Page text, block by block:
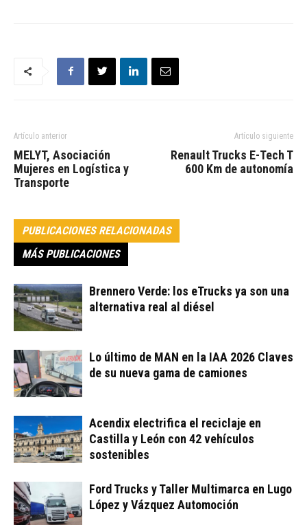
Artículo anterior
MELYT, Asociación
Mujeres en Logística y
Transporte
Artículo siguiente
Renault Trucks E-Tech T
600 Km de autonomía
PUBLICACIONES RELACIONADAS
MÁS PUBLICACIONES
Brennero Verde: los eTrucks ya son una
alternativa real al diésel
Lo último de MAN en la IAA 2026 Claves
de su nueva gama de camiones
Acendix electrifica el reciclaje en
Castilla y León con 42 vehículos
sostenibles
Ford Trucks y Taller Multimarca en Lugo
López y Vázquez Automoción